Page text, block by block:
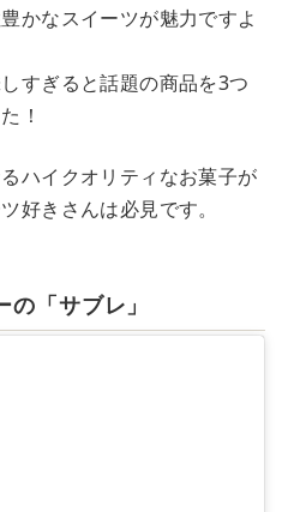
かなスイーツが魅力ですよ
すぎると話題の商品を3つ
！
ハイクオリティなお菓子が
好きさんは必見です。
の「サブレ」